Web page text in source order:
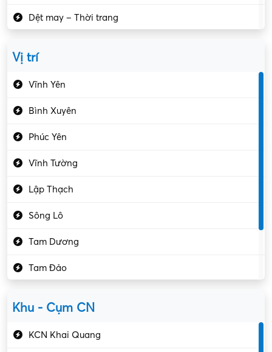
Dệt may – Thời trang
Kiểm soát chất lượng
Kỹ sư cơ khí
Kỹ sư điện
Vị trí
Vĩnh Yên
Bình Xuyên
Phúc Yên
Vĩnh Tường
Lập Thạch
Sông Lô
Tam Dương
Tam Đảo
Khu - Cụm CN
KCN Khai Quang